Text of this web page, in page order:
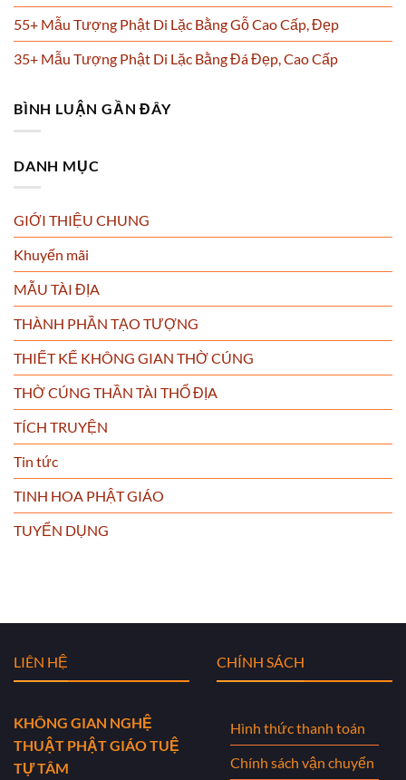
55+ Mẫu Tượng Phật Di Lặc Bằng Gỗ Cao Cấp, Đẹp
35+ Mẫu Tượng Phật Di Lặc Bằng Đá Đẹp, Cao Cấp
BÌNH LUẬN GẦN ĐÂY
DANH MỤC
GIỚI THIỆU CHUNG
Khuyến mãi
MẪU TÀI ĐỊA
THÀNH PHẦN TẠO TƯỢNG
THIẾT KẾ KHÔNG GIAN THỜ CÚNG
THỜ CÚNG THẦN TÀI THỔ ĐỊA
TÍCH TRUYỆN
Tin tức
TINH HOA PHẬT GIÁO
TUYỂN DỤNG
LIÊN HỆ
KHÔNG GIAN NGHỆ
THUẬT PHẬT GIÁO TUỆ
TỰ TÂM
CHÍNH SÁCH
Hình thức thanh toán
Chính sách vận chuyển